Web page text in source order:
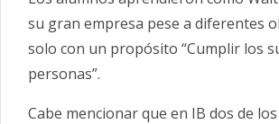
su gran empresa pese a diferentes
solo con un propósito “Cumplir los
personas”.
Cabe mencionar que en IB dos de